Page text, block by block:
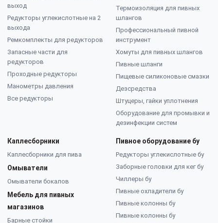
выход
Редукторы углекислотные на 2
выхода
Ремкомплекты для редукторов
Запасные части для
редукторов
Проходные редукторы
Манометры давления
Все редукторы
Термоизоляция для пивных
шлангов
Профессиональный пивной
инструмент
Хомуты для пивных шлангов
Пивные шланги
Пищевые силиконовые смазки
Дезсредства
Штуцеры, гайки уплотнения
Оборудование для промывки и
дезинфекции систем
Каплесборники
Каплесборники для пива
Омыватели
Омыватели бокалов
Мебель для пивных
магазинов
Барные стойки
Пивное оборудование бу
Редукторы углекислотные бу
Заборные головки для кег бу
Чиллеры бу
Пивные охладители бу
Пивные колонны бу
Пивные колонны бу